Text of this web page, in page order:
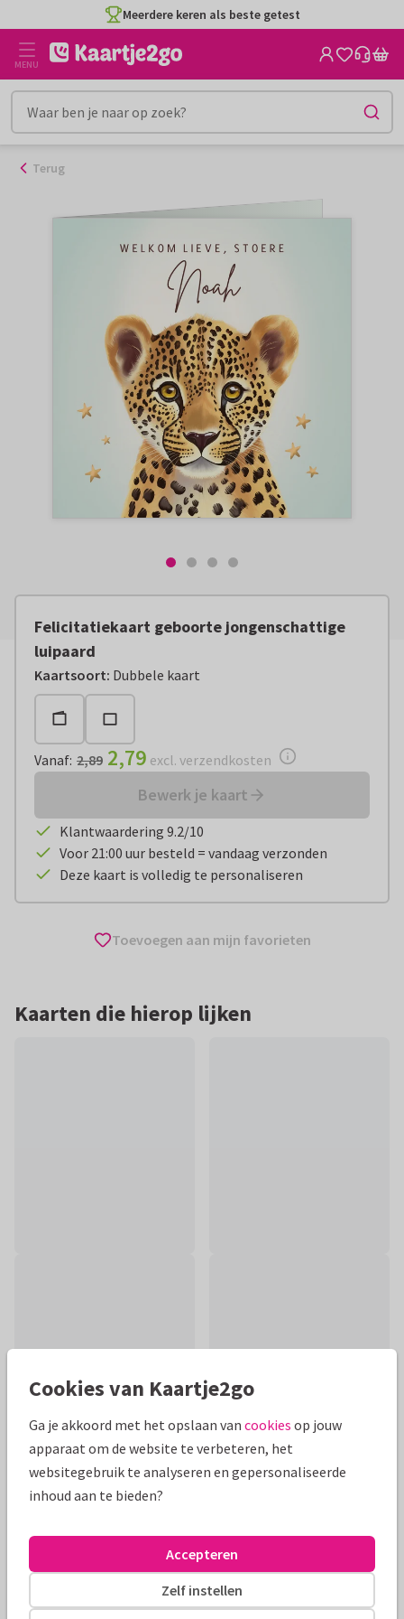
naar
inhoud
Meerdere keren als beste getest
MENU
Terug
Felicitatiekaart geboorte jongenschattige
luipaard
Kaartsoort: Dubbele kaart
Vanaf:€ 2,79 excl. verzendkosten
Vanaf: 2,89 2,79 excl. verzendkosten
Bewerk je kaart
Klantwaardering 9.2/10
Voor 21:00 uur besteld = vandaag verzonden
Deze kaart is volledig te personaliseren
Toevoegen aan mijn favorieten
Kaarten die hierop lijken
Productinformatie
Een lieve kaart om de nieuwe ouders te feliciteren met de
geboorte van hun zoontje. Een schattige, stoere illustratie
Cookies van Kaartje2go
Ga je akkoord met het opslaan van cookies op jouw
apparaat om de website te verbeteren, het
websitegebruik te analyseren en gepersonaliseerde
inhoud aan te bieden?
Zelf instellen
Accepteren